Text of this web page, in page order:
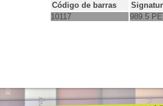
Código de barras
10117
989.5